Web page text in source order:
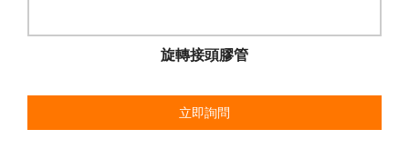
旋轉接頭膠管
立即詢問